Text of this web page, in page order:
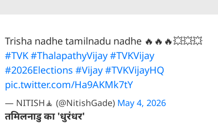
Trisha nadhe tamilnadu nadhe 🔥🔥🔥💥💥💥
#TVK‌#ThalapathyVijay#TVKVijay‌
#2026Elections #Vijay#TVKVijay‌HQ
pic.twitter.com/Ha9AKMk7tY
— NITISH🧘 (@NitishGade) May 4, 2026
तमिलनाडु का 'धुरंधर'